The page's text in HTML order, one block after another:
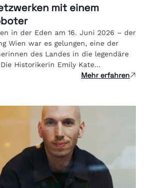
mit einem
in der Eden am 16. Juni 2026 – der
Wien war es gelungen, eine der
des Landes in die legendäre
Historikerin Emily Kate
Tova berichteten live über ihre
Mehr erfahren